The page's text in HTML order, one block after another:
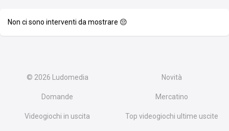
Non ci sono interventi da mostrare 😔
© 2026 Ludomedia Novità
Domande Mercatino
Videogiochi in uscita Top videogiochi ultime uscite